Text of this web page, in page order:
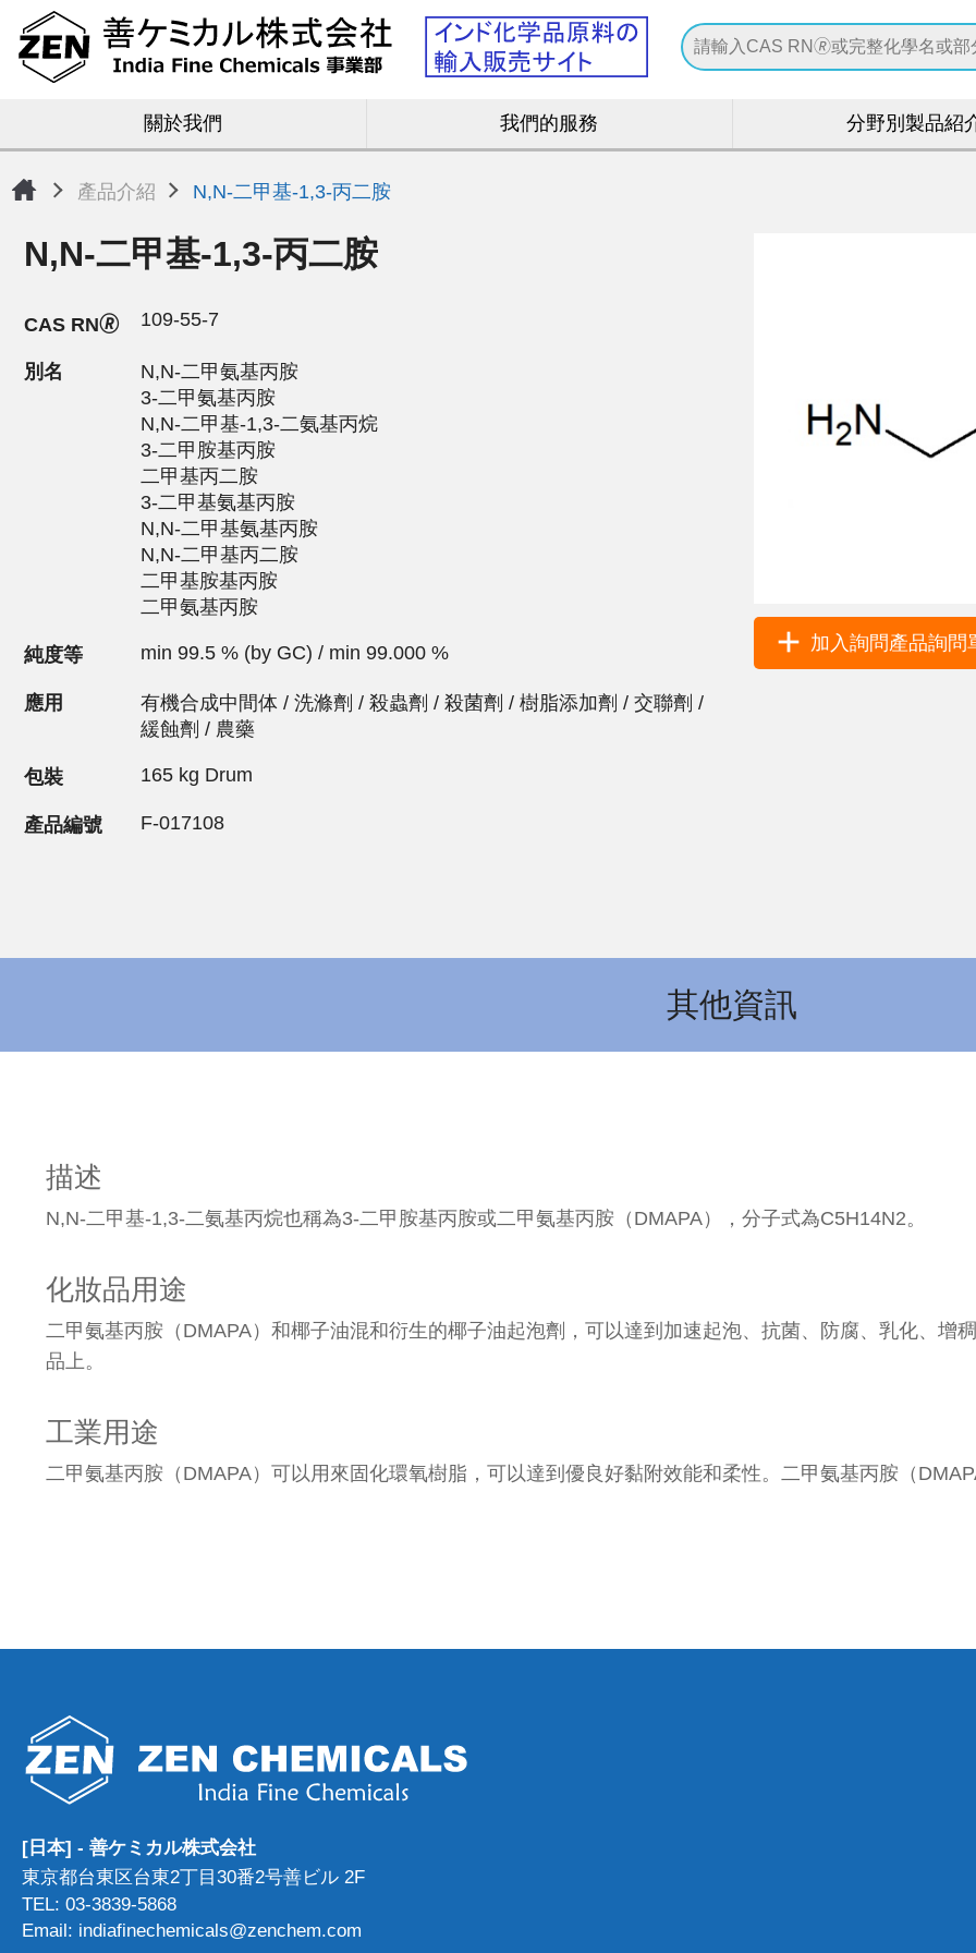
關於我們 我們的服務 分野別製品紹
產品介紹 N,N-二甲基-1,3-丙二胺
加入詢問產品詢問
N,N-二甲基-1,3-丙二胺
CAS RN🄬 109-55-7
別名
N,N-二甲氨基丙胺
3-二甲氨基丙胺
N,N-二甲基-1,3-二氨基丙烷
3-二甲胺基丙胺
二甲基丙二胺
3-二甲基氨基丙胺
N,N-二甲基氨基丙胺
N,N-二甲基丙二胺
二甲基胺基丙胺
二甲氨基丙胺
純度等 min 99.5 % (by GC) / min 99.000 %
應用
有機合成中間体 / 洗滌劑 / 殺蟲劑 / 殺菌劑 / 樹脂添加劑 / 交聯劑 /
緩蝕劑 / 農藥
包裝 165 kg Drum
產品編號 F-017108
其他資訊
描述
N,N-二甲基-1,3-二氨基丙烷也稱為3-二甲胺基丙胺或二甲氨基丙胺（DMAPA），分子式為C5H14N2。
化妝品用途
二甲氨基丙胺（DMAPA）和椰子油混和衍生的椰子油起泡劑，可以達到加速起泡、抗菌、防腐、乳化、增
品上。
工業用途
二甲氨基丙胺（DMAPA）可以用來固化環氧樹脂，可以達到優良好黏附效能和柔性。二甲氨基丙胺（
[日本] - 善ケミカル株式会社
東京都台東区台東2丁目30番2号善ビル 2F
TEL: 03-3839-5868
Email: indiafinechemicals@zenchem.com